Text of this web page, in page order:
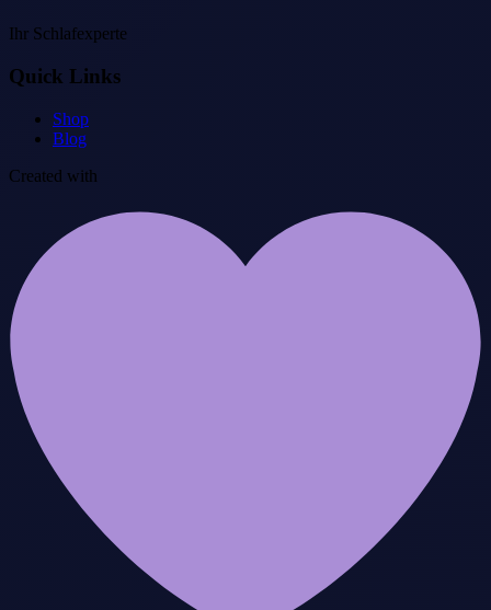
Ihr Schlafexperte
Quick Links
Shop
Blog
Created with